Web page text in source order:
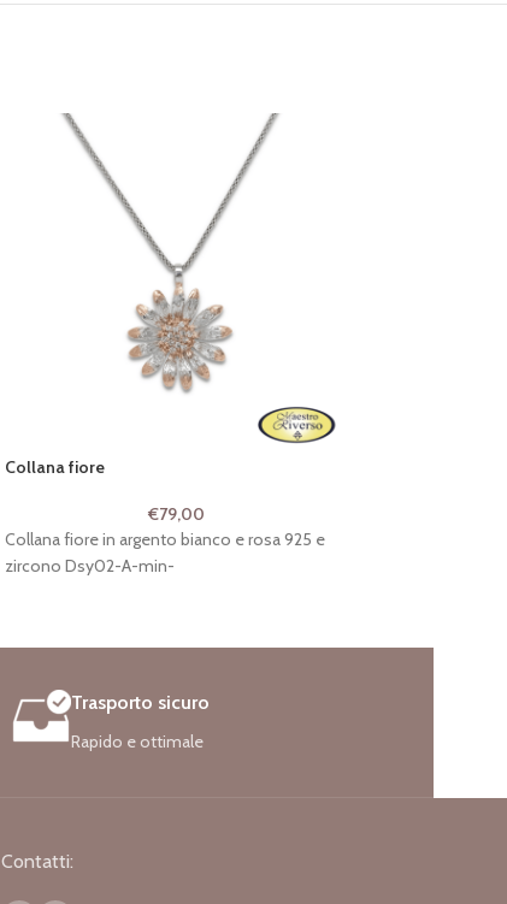
Collana fiore
€79,00
Collana fiore in argento bianco e rosa 925 e
zircono Dsy02-A-min-
Trasporto sicuro
Rapido e ottimale
Contatti: